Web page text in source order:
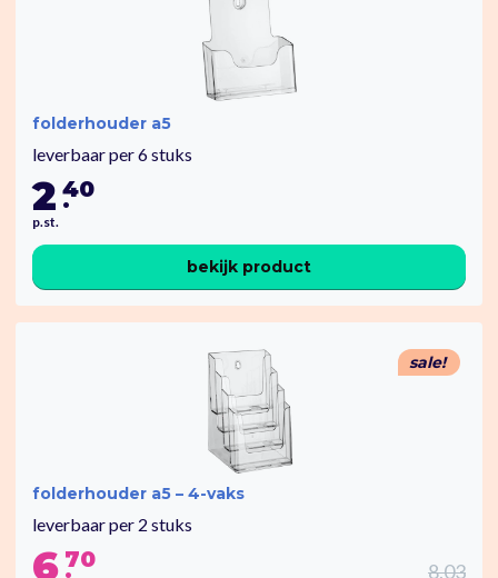
folderhouder a5
leverbaar per 6 stuks
2 .
40
p.st.
bekijk product
folderhouder a5 – 4-vaks
leverbaar per 2 stuks
sale!
6 .
70 8.03